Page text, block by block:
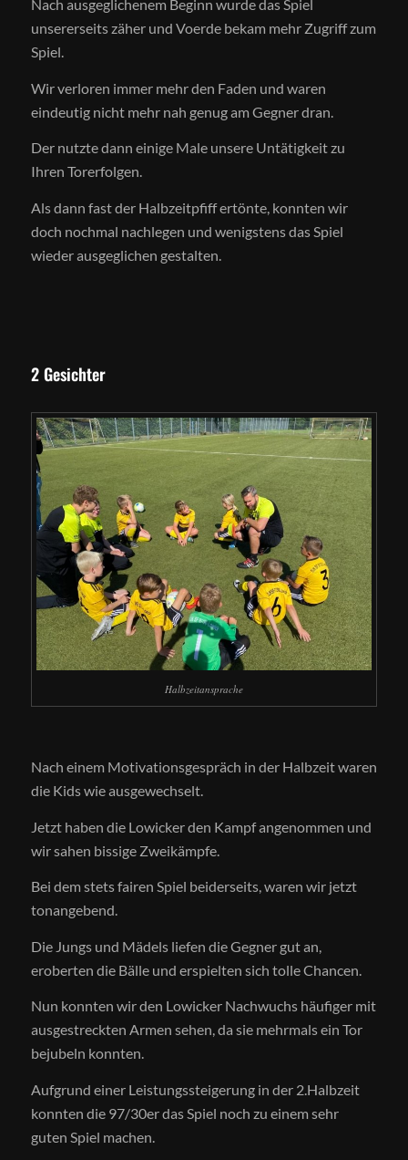
Nach ausgeglichenem Beginn wurde das Spiel
unsererseits zäher und Voerde bekam mehr Zugriff zum
Spiel.
Wir verloren immer mehr den Faden und waren
eindeutig nicht mehr nah genug am Gegner dran.
Der nutzte dann einige Male unsere Untätigkeit zu
Ihren Torerfolgen.
Als dann fast der Halbzeitpfiff ertönte, konnten wir
doch nochmal nachlegen und wenigstens das Spiel
wieder ausgeglichen gestalten.
2 Gesichter
Halbzeitansprache
Nach einem Motivationsgespräch in der Halbzeit waren
die Kids wie ausgewechselt.
Jetzt haben die Lowicker den Kampf angenommen und
wir sahen bissige Zweikämpfe.
Bei dem stets fairen Spiel beiderseits, waren wir jetzt
tonangebend.
Die Jungs und Mädels liefen die Gegner gut an,
eroberten die Bälle und erspielten sich tolle Chancen.
Nun konnten wir den Lowicker Nachwuchs häufiger mit
ausgestreckten Armen sehen, da sie mehrmals ein Tor
bejubeln konnten.
Aufgrund einer Leistungssteigerung in der 2.Halbzeit
konnten die 97/30er das Spiel noch zu einem sehr
guten Spiel machen.